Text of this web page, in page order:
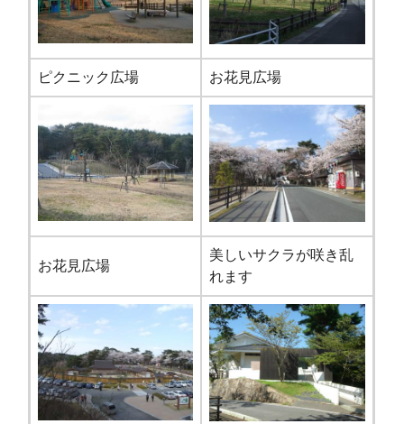
ピクニック広場 お花見広場
お花見広場
美しいサクラが咲き乱
れます